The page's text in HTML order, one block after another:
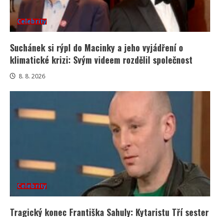
Celebrity
Suchánek si rýpl do Macinky a jeho vyjádření o
klimatické krizi: Svým videem rozdělil společnost
8. 8. 2026
Celebrity
Tragický konec Františka Sahuly: Kytaristu Tří sester